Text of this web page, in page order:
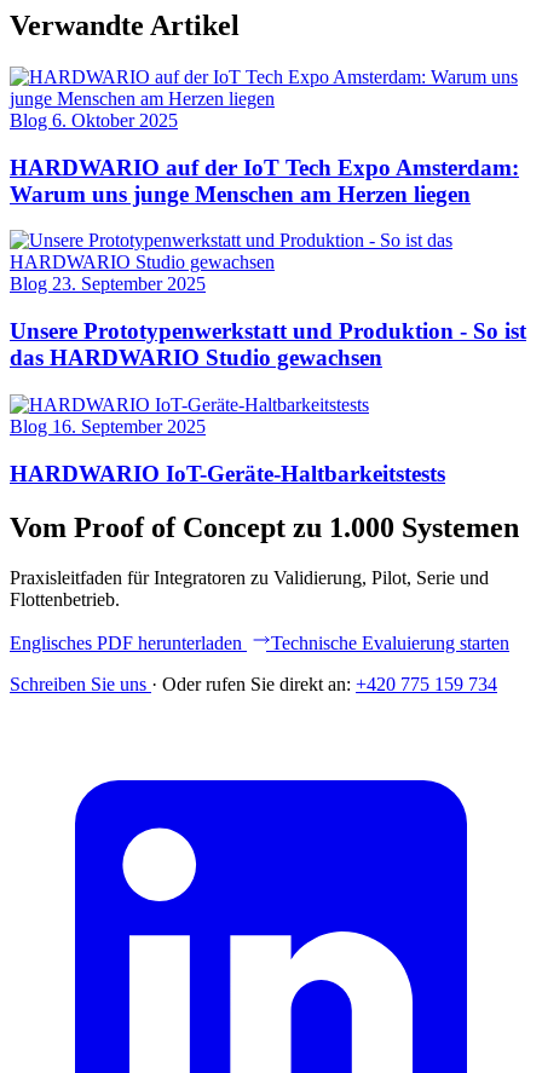
Verwandte Artikel
Blog 6. Oktober 2025
HARDWARIO auf der IoT Tech Expo Amsterdam:
Warum uns junge Menschen am Herzen liegen
Blog 23. September 2025
Unsere Prototypenwerkstatt und Produktion - So ist
das HARDWARIO Studio gewachsen
Blog 16. September 2025
HARDWARIO IoT-Geräte-Haltbarkeitstests
Vom Proof of Concept zu 1.000 Systemen
Praxisleitfaden für Integratoren zu Validierung, Pilot, Serie und
Flottenbetrieb.
Englisches PDF herunterladen
Technische Evaluierung starten
Schreiben Sie uns · Oder rufen Sie direkt an: +420 775 159 734